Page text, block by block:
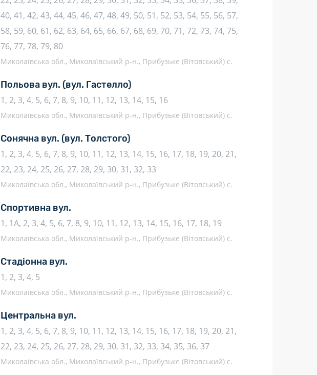
40, 41, 42, 43, 44, 45, 46, 47, 48, 49, 50, 51, 52, 53, 54, 55, 56, 57,
58, 59, 60, 61, 62, 63, 64, 65, 66, 67, 68, 69, 70, 71, 72, 73, 74, 75,
76, 77, 78, 79, 80
Миколаївська обл., Миколаївський р-н., Прибузьке (Вітовський) с.
Польова вул. (вул. Гастелло)
1, 2, 3, 4, 5, 6, 7, 8, 9, 10, 11, 12, 13, 14, 15, 16
Миколаївська обл., Миколаївський р-н., Прибузьке (Вітовський) с.
Сонячна вул. (вул. Толстого)
1, 2, 3, 4, 5, 6, 7, 8, 9, 10, 11, 12, 13, 14, 15, 16, 17, 18, 19, 20, 21,
22, 23, 24, 25, 26, 27, 28, 29, 30, 31, 32, 33
Миколаївська обл., Миколаївський р-н., Прибузьке (Вітовський) с.
Спортивна вул.
1, 1А, 2, 3, 4, 5, 6, 7, 8, 9, 10, 11, 12, 13, 14, 15, 16, 17, 18, 19
Миколаївська обл., Миколаївський р-н., Прибузьке (Вітовський) с.
Стадіонна вул.
1, 2, 3, 4, 5
Миколаївська обл., Миколаївський р-н., Прибузьке (Вітовський) с.
Центральна вул.
1, 2, 3, 4, 5, 6, 7, 8, 9, 10, 11, 12, 13, 14, 15, 16, 17, 18, 19, 20, 21,
22, 23, 24, 25, 26, 27, 28, 29, 30, 31, 32, 33, 34, 35, 36, 37
Миколаївська обл., Миколаївський р-н., Прибузьке (Вітовський) с.